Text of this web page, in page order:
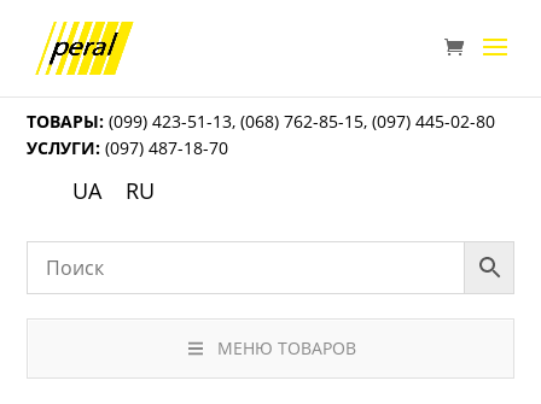
ТОВАРЫ: (099) 423-51-13,(068) 762-85-15,(097) 445-02-80
УСЛУГИ: (097) 487-18-70
UA RU
МЕНЮ ТОВАРОВ